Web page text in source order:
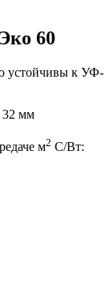
60
устойчивы к УФ-
32 мм
м2 C/Вт: